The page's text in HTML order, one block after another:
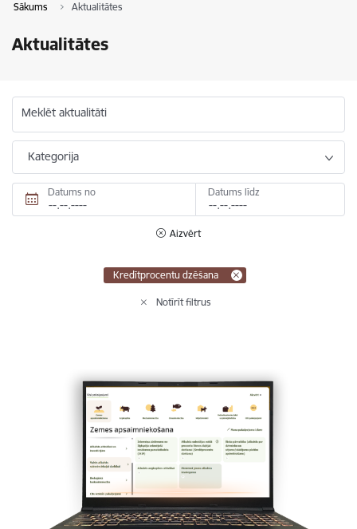
Sākums Aktualitātes
Aktualitātes
Meklēt aktualitāti
Kategorija
Datums no Datums līdz
Aizvērt
Kredītprocentu dzēšana
Notīrīt filtrus